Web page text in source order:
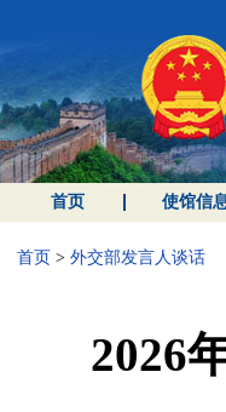
首页 使馆信
首页 > 外交部发言人谈话
2026